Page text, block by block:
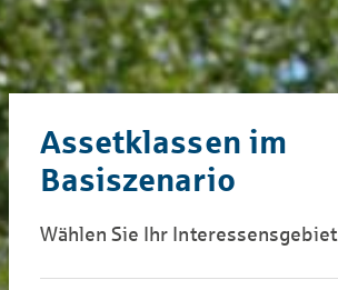
Assetklassen im
Basiszenario
Wählen Sie Ihr Interessensgebiet